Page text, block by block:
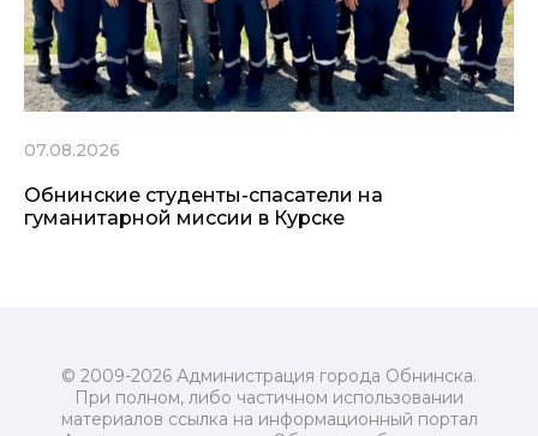
07.08.2026
Обнинские студенты-спасатели на
гуманитарной миссии в Курске
© 2009-2026 Администрация города Обнинска.
При полном, либо частичном использовании
материалов ссылка на информационный портал